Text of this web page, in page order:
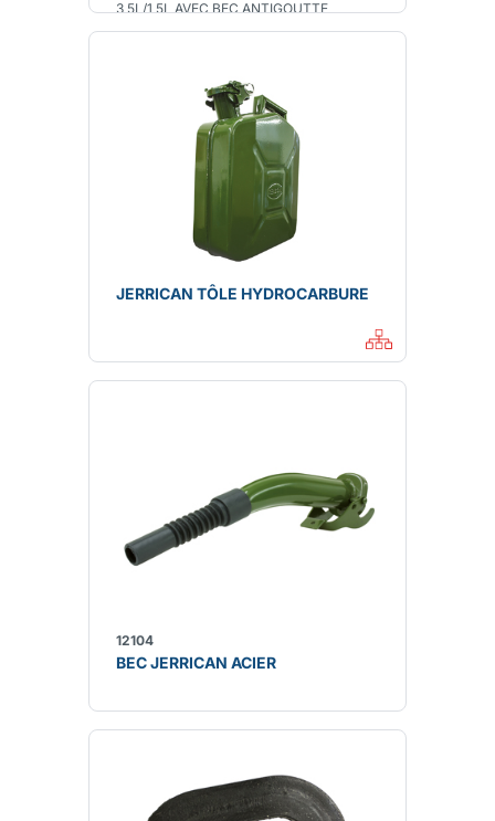
3,5L/1,5L AVEC BEC ANTIGOUTTE
JERRICAN TÔLE HYDROCARBURE
12104
BEC JERRICAN ACIER